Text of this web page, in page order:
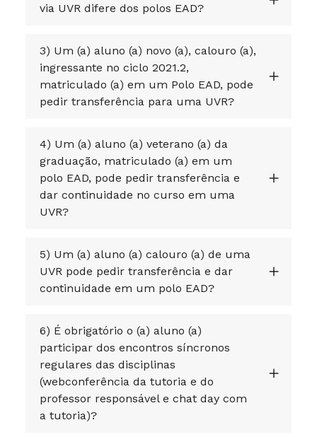
via UVR difere dos polos EAD?
3) Um (a) aluno (a) novo (a), calouro (a),
ingressante no ciclo 2021.2,
matriculado (a) em um Polo EAD, pode
pedir transferência para uma UVR?
4) Um (a) aluno (a) veterano (a) da
graduação, matriculado (a) em um
polo EAD, pode pedir transferência e
dar continuidade no curso em uma
UVR?
5) Um (a) aluno (a) calouro (a) de uma
UVR pode pedir transferência e dar
continuidade em um polo EAD?
6) É obrigatório o (a) aluno (a)
participar dos encontros síncronos
regulares das disciplinas
(webconferência da tutoria e do
professor responsável e chat day com
a tutoria)?